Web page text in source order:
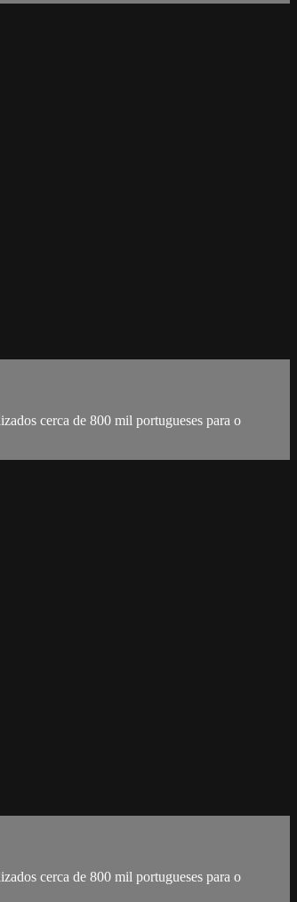
cerca de 800 mil portugueses para o
cerca de 800 mil portugueses para o